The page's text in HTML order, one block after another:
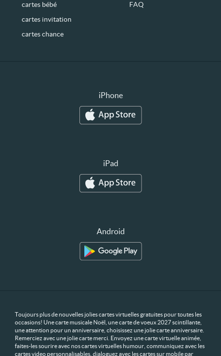
cartes bébé
cartes invitation
cartes chance
FAQ
iPhone
iPad
Android
Toujours plus de nouvelles jolies cartes virtuelles gratuites pour toutes les
occasions! Une carte musicale Noël, une carte de voeux 2027 scintillante,
une attention pour un anniversaire, choisissez une jolie carte anniversaire.
Remerciez avec une jolie carte merci. Envoyez une carte virtuelle animée,
faites-les sourire avec nos cartes virtuelles humour, communiquez avec les
cartes video personnalisables, dialoguez avec les cartes sur mobile par